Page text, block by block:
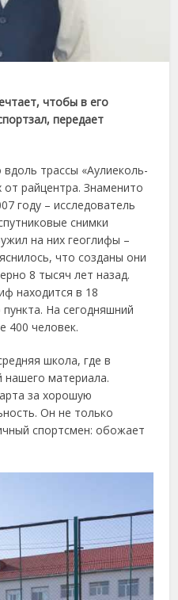
чтобы в его
передает
трассы «Аулиеколь-
райцентра. Знаменито
году – исследователь
снимки
на них геоглифы –
что созданы они
8 тысяч лет назад.
находится в 18
На сегодняшний
400 человек.
школа, где в
нашего материала.
за хорошую
Он не только
спортсмен: обожает